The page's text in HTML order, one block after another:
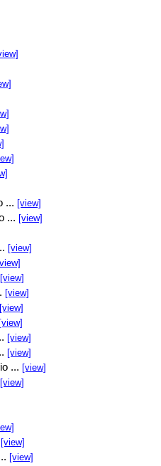
... [view]
... [view]
[view]
[view]
[view]
[view]
[view]
[view]
[view]
... [view]
[view]
[view]
[view]